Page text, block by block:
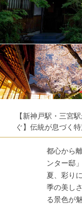
【新神戸駅・三宮
ぐ】伝統が息づく
都心から
ンター邸
夏、彩り
季の美し
る景色が